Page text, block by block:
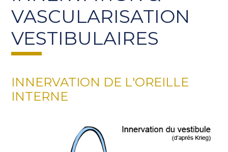
VASCULARISATION
VESTIBULAIRES
INNERVATION DE L'OREILLE
INTERNE